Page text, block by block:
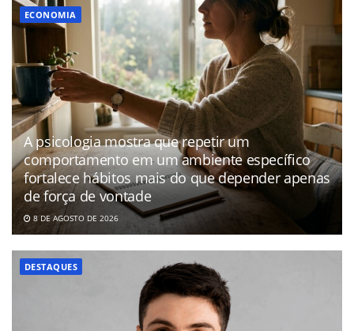
ECONOMIA
A psicologia mostra que repetir um
comportamento em um ambiente específico
fortalece hábitos mais do que depender apenas
de força de vontade
8 DE AGOSTO DE 2026
DESTAQUES